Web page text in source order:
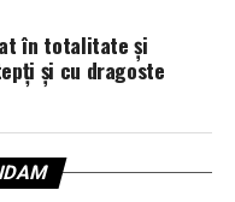
în totalitate și
și cu dragoste